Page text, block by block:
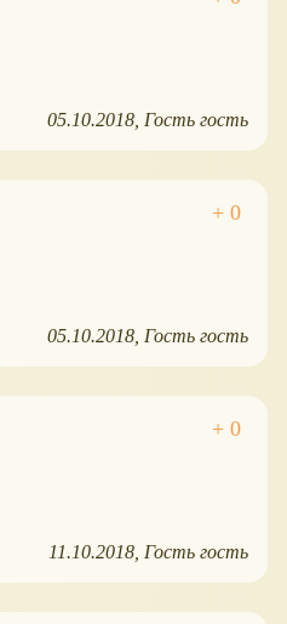
05.10.2018 Гость гость
05.10.2018 Гость гость
11.10.2018 Гость гость